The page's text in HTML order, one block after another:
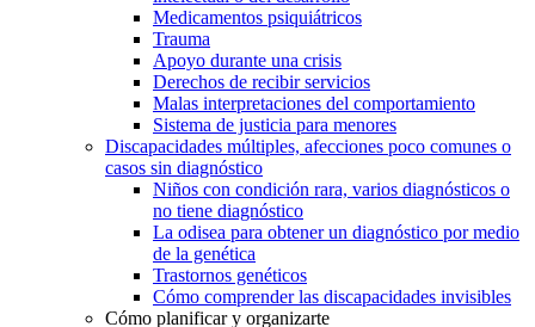
Medicamentos psiquiátricos
Trauma
Apoyo durante una crisis
Derechos de recibir servicios
Malas interpretaciones del comportamiento
Sistema de justicia para menores
Discapacidades múltiples, afecciones poco comunes o
casos sin diagnóstico
Niños con condición rara, varios diagnósticos o
no tiene diagnóstico
La odisea para obtener un diagnóstico por medio
de la genética
Trastornos genéticos
Cómo comprender las discapacidades invisibles
Cómo planificar y organizarte